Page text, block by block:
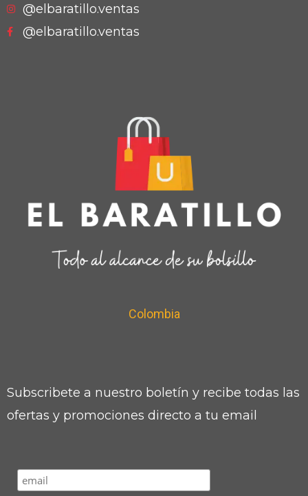
@elbaratillo.ventas
@elbaratillo.ventas
Colombia
Subscribete a nuestro boletín y recibe todas las
ofertas y promociones directo a tu email